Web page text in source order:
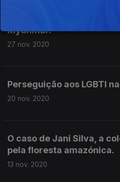
Myanmar.
27 nov. 2020
Perseguição aos LGBTI
20 nov. 2020
O caso de Jani Silva, a
pela floresta amazónica.
13 nov. 2020